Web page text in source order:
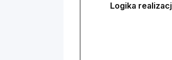
Logika